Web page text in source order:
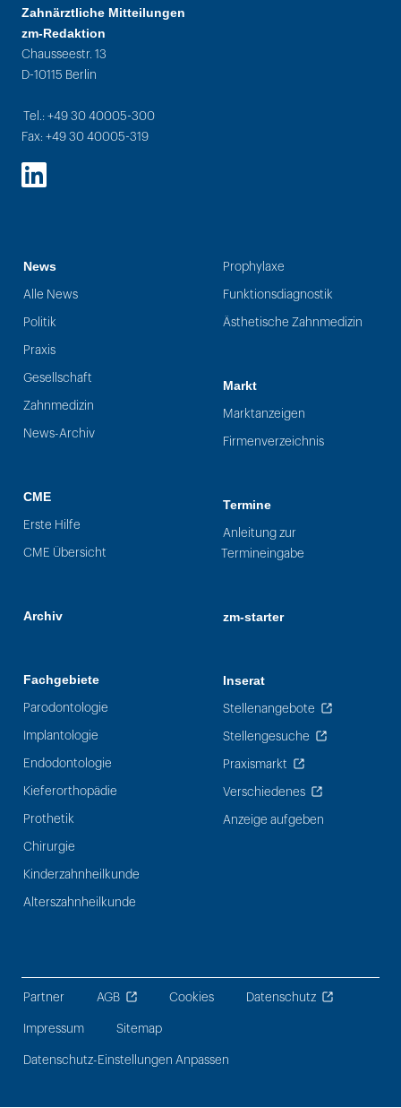
Zahnärztliche Mitteilungen
zm-Redaktion
Chausseestr. 13
D-10115 Berlin
Tel.: +49 30 40005-300
Fax: +49 30 40005-319
LinkedIn
News
Alle News
Politik
Praxis
Gesellschaft
Zahnmedizin
News-Archiv
CME
Erste Hilfe
CME Übersicht
Archiv
Fachgebiete
Parodontologie
Implantologie
Endodontologie
Kieferorthopädie
Prothetik
Chirurgie
Kinderzahnheilkunde
Alterszahnheilkunde
Prophylaxe
Funktionsdiagnostik
Ästhetische Zahnmedizin
Markt
Marktanzeigen
Firmenverzeichnis
Termine
Anleitung zur
Termineingabe
zm-starter
Inserat
Stellenangebote
Stellengesuche
Praxismarkt
Verschiedenes
Anzeige aufgeben
Partner AGB Cookies Datenschutz
Impressum Sitemap
Datenschutz-Einstellungen Anpassen